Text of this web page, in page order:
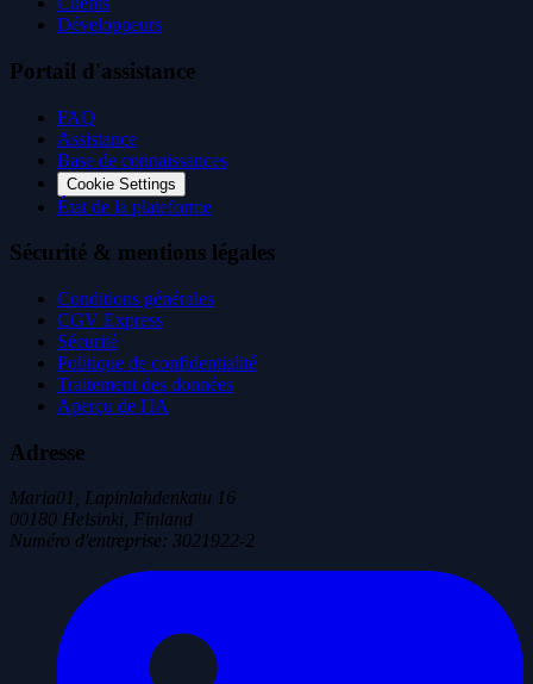
Développeurs
Portail d'assistance
FAQ
Assistance
Base de connaissances
Cookie Settings
État de la plateforme
Sécurité & mentions légales
Conditions générales
CGV Express
Sécurité
Politique de confidentialité
Traitement des données
Aperçu de l'IA
Adresse
Maria01, Lapinlahdenkatu 16
00180 Helsinki, Finland
Numéro d'entreprise: 3021922-2